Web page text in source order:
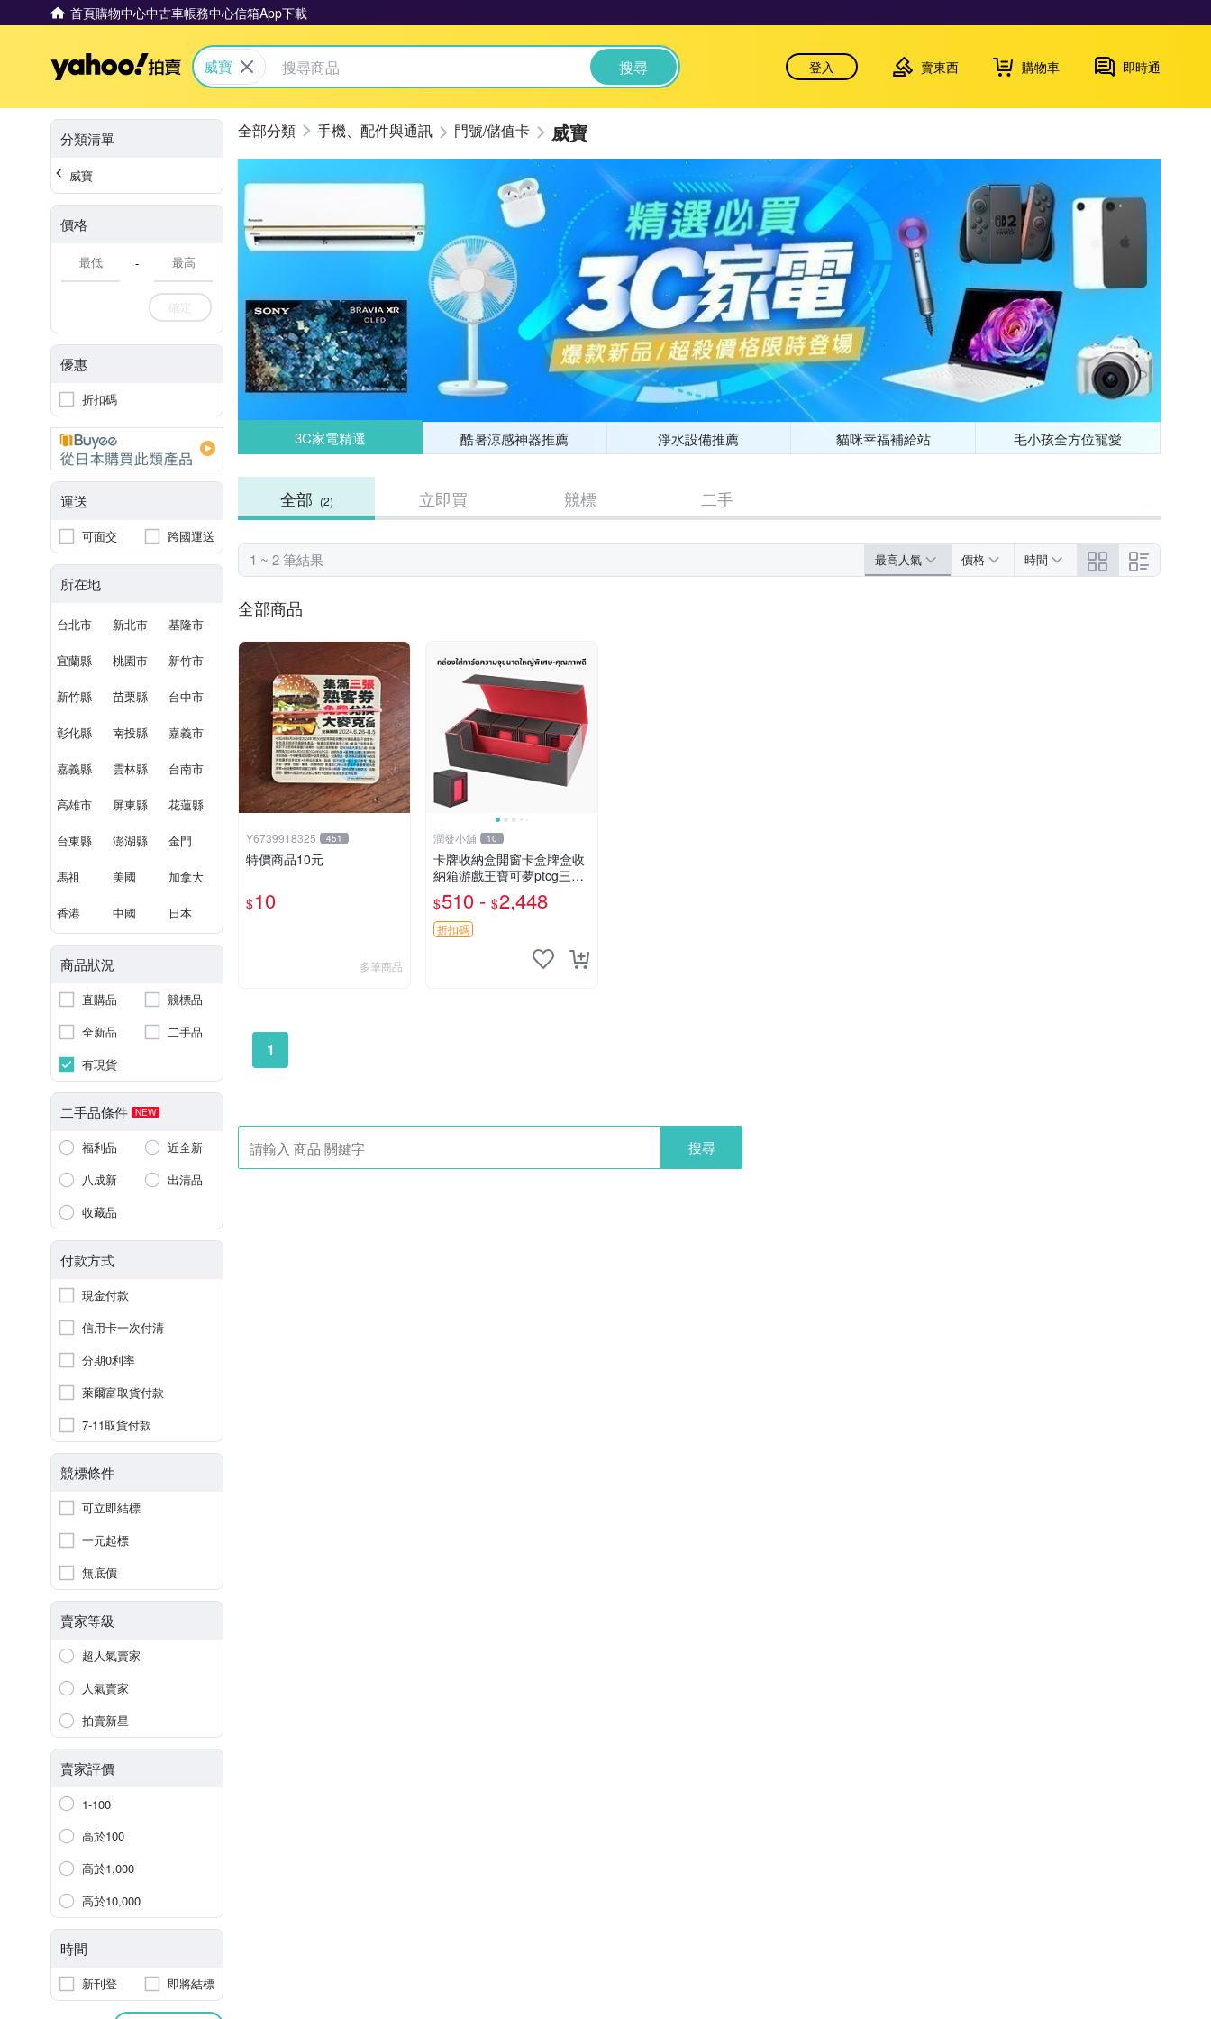
首頁購物中心中古車帳務中心信箱App下載
Yahoo拍賣
威寶 搜尋 登入 賣東西 購物車 即時通
分類清單
威寶
價格
-
確定
優惠
折扣碼
運送
可面交 跨國運送
所在地
台北市 新北市 基隆市
宜蘭縣 桃園市 新竹市
新竹縣 苗栗縣 台中市
彰化縣 南投縣 嘉義市
嘉義縣 雲林縣 台南市
高雄市 屏東縣 花蓮縣
台東縣 澎湖縣 金門
馬祖 美國 加拿大
香港 中國 日本
商品狀況
直購品
競標品
全新品
二手品
有現貨
二手品條件 NEW
福利品
近全新
八成新
出清品
收藏品
付款方式
現金付款
信用卡一次付清
分期0利率
萊爾富取貨付款
7-11取貨付款
競標條件
可立即結標
一元起標
無底價
賣家等級
超人氣賣家
人氣賣家
拍賣新星
賣家評價
1-100
高於100
高於1,000
高於10,000
時間
新刊登 即將結標
手機、配件與通訊 門號/儲值卡 威寶
3C家電精選 酷暑涼感神器推薦 淨水設備推薦 貓咪幸福補給站 毛小孩全方位寵愛
全部 (2) 立即買 競標 二手
1 ~ 2 筆結果 最高人氣 價格 時間
全部商品
Y6739918325 451
特價商品10元
$10
多筆商品
潤發小舖 10
卡牌收納盒開窗卡盒牌盒收
納箱游戲王寶可夢ptcg三國
殺海賊王dtcg
$510 - $2,448
折扣碼
1
搜尋